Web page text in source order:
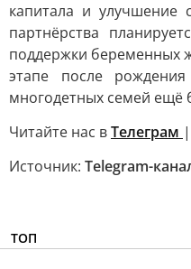
капитала и
партнёрства
поддержки беременных
этапе после
многодетных семей ещё
Читайте нас вТелеграм
Источник: Telegram-
ТОП